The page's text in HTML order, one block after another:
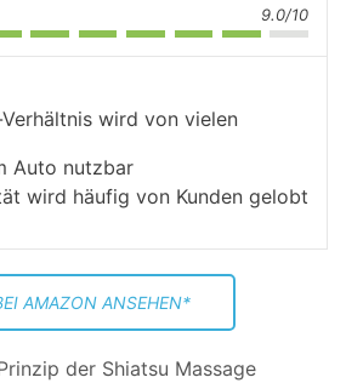
9.0/10
wird von vielen
Auto nutzbar
wird häufig von Kunden gelobt
AMAZON ANSEHEN*
der Shiatsu Massage